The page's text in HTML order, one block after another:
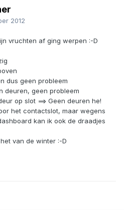
2012
vruchten af ging werpen :-D
dus geen probleem
deuren, geen probleem
op slot ==> Geen deuren he!
het contactslot, maar wegens
kan ik ook de draadjes
van de winter :-D